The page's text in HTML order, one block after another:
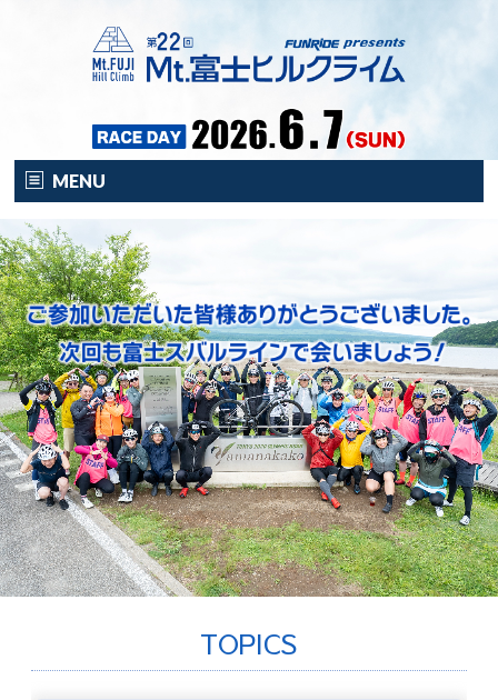
MENU
HOME
オンラインイベント
開催要項
注目の新企画！
富士HCとは？
富士HCとは？
歴代記録（男子）
歴代記録（女子）
はじめて参加する方へTOPICS